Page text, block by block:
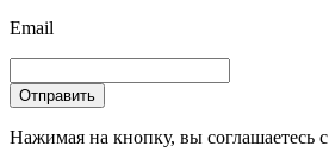
Email
Отправить
Нажимая на кнопку, вы соглашаетесь с